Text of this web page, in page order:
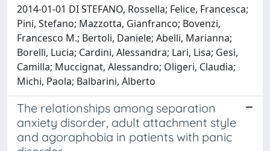
2014-01-01 DI STEFANO, Rossella; Felice, Francesca;
Pini, Stefano; Mazzotta, Gianfranco; Bovenzi,
Francesco M.; Bertoli, Daniele; Abelli, Marianna;
Borelli, Lucia; Cardini, Alessandra; Lari, Lisa; Gesi,
Camilla; Muccignat, Alessandro; Oligeri, Claudia;
Michi, Paola; Balbarini, Alberto
The relationships among separation
anxiety disorder, adult attachment style
and agoraphobia in patients with panic